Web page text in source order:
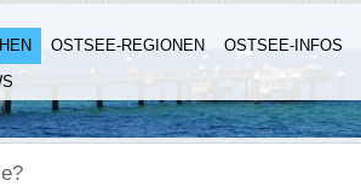
OSTSEE-REGIONEN OSTSEE-INFOS